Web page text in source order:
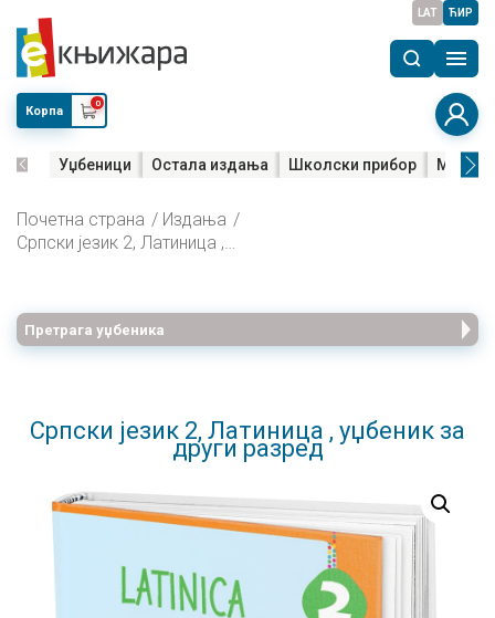
LAT ЋИР
Корпа
0
Уџбеници Остала издања Школски прибор Мала
Почетна страна
Издања
Српски језик 2, Латиница , уџбеник за други разред
Претрага уџбеника
Српски језик 2, Латиница , уџбеник за
други разред